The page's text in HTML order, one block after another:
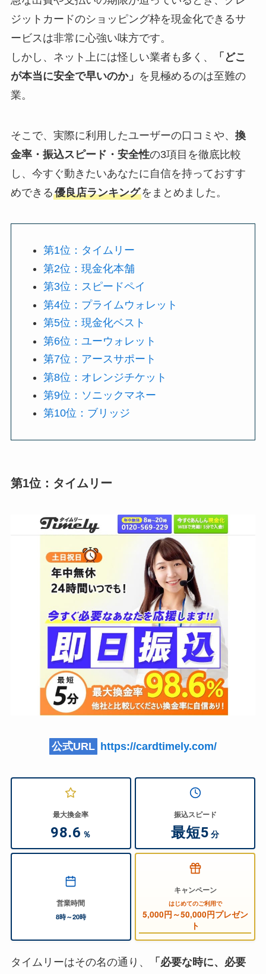
ジットカードのショッピング枠を現金化できるサ
ービスは非常に心強い味方です。
しかし、ネット上には怪しい業者も多く、
「どこ
が本当に安全で早いのか」 を見極めるのは至難の
業。
そこで、実際に利用したユーザーの口コミや、 換
金率・振込スピード・安全性の3項目を徹底比較
し、今すぐ動きたいあなたに自信を持っておすす
めできる優良店ランキングをまとめました。
第1位：タイムリー
第2位：現金化本舗
第3位：スピードペイ
第4位：プライムウォレット
第5位：現金化ベスト
第6位：ユーウォレット
第7位：アースサポート
第8位：オレンジチケット
第9位：ソニックマネー
第10位：ブリッジ
第1位：タイムリー
公式URL https://cardtimely.com/
最大換金率
98.6 ％
振込スピード
最短5 分
営業時間
8時～20時
キャンペーン
はじめてのご利用で
5,000円～50,000円プレゼン
ト
タイムリーはその名の通り、
「必要な時に、必要